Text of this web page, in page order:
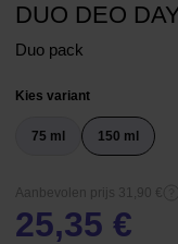
DUO DEO
Duo pack
Kies variant
75 ml 150 ml
Aanbevolen prijs 31,90 €
25,35 €